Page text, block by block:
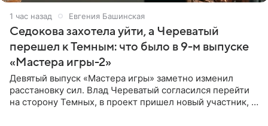
1 час назад Евгения Башинская
Седокова захотела уйти, а Череватый
перешел к Темным: что было в 9-м выпуске
«Мастера игры-2»
Девятый выпуск «Мастера игры» заметно изменил
расстановку сил. Влад Череватый согласился перейти
на сторону Темных, в проект пришел новый участник, а